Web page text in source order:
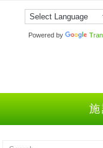
Powered by